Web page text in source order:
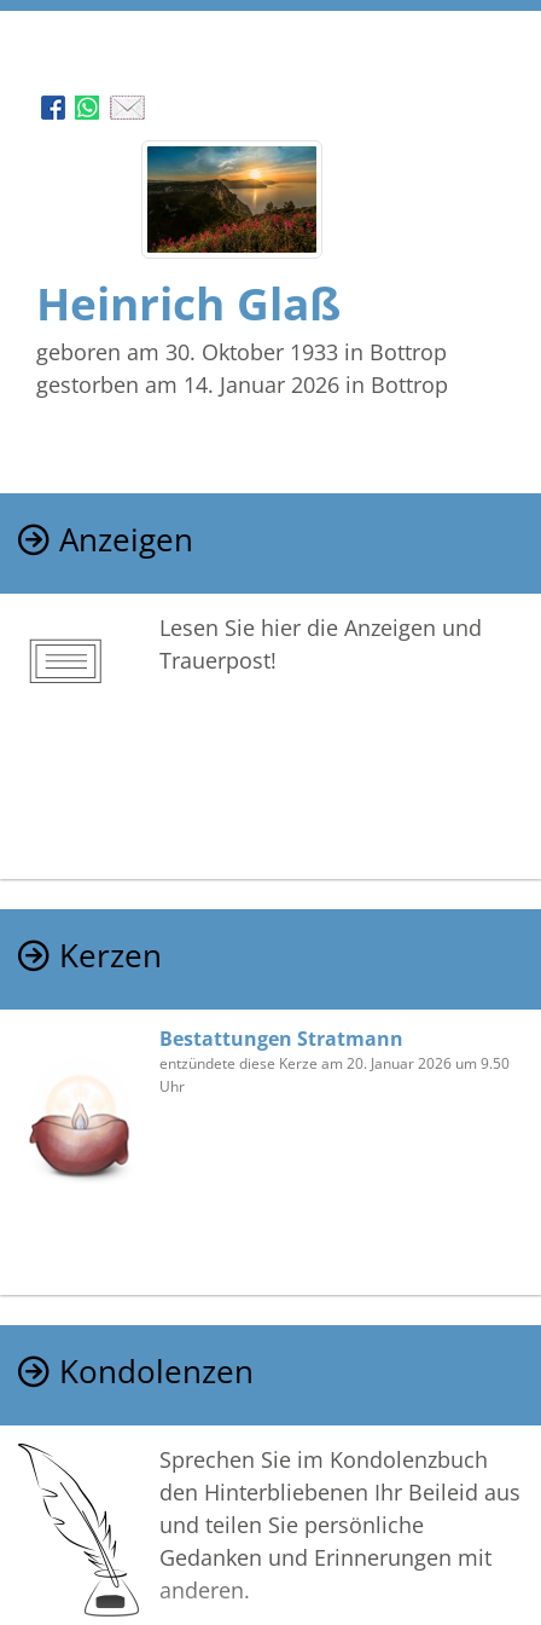
Heinrich Glaß
geboren am 30. Oktober 1933 in Bottrop
gestorben am 14. Januar 2026 in Bottrop
Anzeigen
Lesen Sie hier die Anzeigen und
Trauerpost!
Kerzen
Bestattungen Stratmann
entzündete diese Kerze am 20. Januar 2026 um 9.50
Uhr
Kondolenzen
Sprechen Sie im Kondolenzbuch
den Hinterbliebenen Ihr Beileid aus
und teilen Sie persönliche
Gedanken und Erinnerungen mit
anderen.